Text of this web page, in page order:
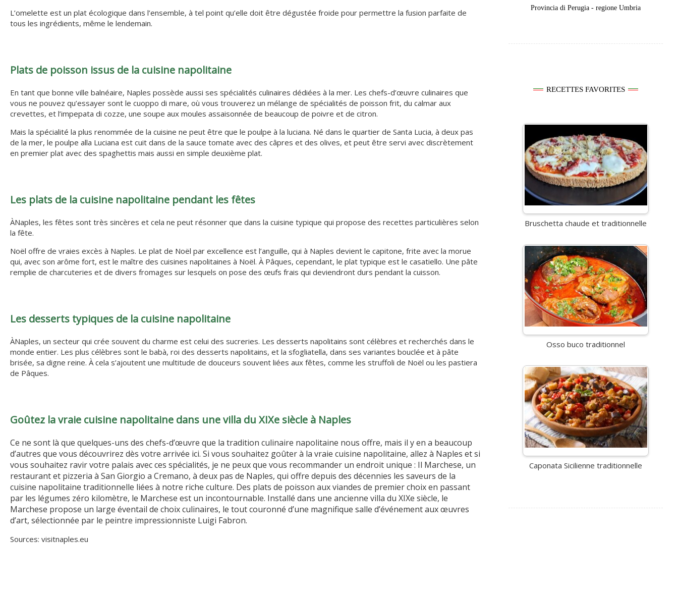
L’omelette est un plat écologique dans l’ensemble, à tel point qu’elle doit être dégustée froide pour permettre la fusion parfaite de
tous les ingrédients, même le lendemain.
Plats de poisson issus de la cuisine napolitaine
En tant que bonne ville balnéaire, Naples possède aussi ses spécialités culinaires dédiées à la mer. Les chefs-d’œuvre culinaires que
vous ne pouvez qu’essayer sont le cuoppo di mare, où vous trouverez un mélange de spécialités de poisson frit, du calmar aux
crevettes, et l’impepata di cozze, une soupe aux moules assaisonnée de beaucoup de poivre et de citron.
Mais la spécialité la plus renommée de la cuisine ne peut être que le poulpe à la luciana. Né dans le quartier de Santa Lucia, à deux pas
de la mer, le poulpe alla Luciana est cuit dans de la sauce tomate avec des câpres et des olives, et peut être servi avec discrètement
en premier plat avec des spaghettis mais aussi en simple deuxième plat.
Les plats de la cuisine napolitaine pendant les fêtes
ÀNaples, les fêtes sont très sincères et cela ne peut résonner que dans la cuisine typique qui propose des recettes particulières selon
la fête.
Noël offre de vraies excès à Naples. Le plat de Noël par excellence est l’anguille, qui à Naples devient le capitone, frite avec la morue
qui, avec son arôme fort, est le maître des cuisines napolitaines à Noël. À Pâques, cependant, le plat typique est le casatiello. Une pâte
remplie de charcuteries et de divers fromages sur lesquels on pose des œufs frais qui deviendront durs pendant la cuisson.
Les desserts typiques de la cuisine napolitaine
ÀNaples, un secteur qui crée souvent du charme est celui des sucreries. Les desserts napolitains sont célèbres et recherchés dans le
monde entier. Les plus célèbres sont le babà, roi des desserts napolitains, et la sfogliatella, dans ses variantes bouclée et à pâte
brisée, sa digne reine. À cela s’ajoutent une multitude de douceurs souvent liées aux fêtes, comme les struffoli de Noël ou les pastiera
de Pâques.
Goûtez la vraie cuisine napolitaine dans une villa du XIXe siècle à Naples
Ce ne sont là que quelques-uns des chefs-d’œuvre que la tradition culinaire napolitaine nous offre, mais il y en a beaucoup
d’autres que vous découvrirez dès votre arrivée ici. Si vous souhaitez goûter à la vraie cuisine napolitaine, allez à Naples et si
vous souhaitez ravir votre palais avec ces spécialités, je ne peux que vous recommander un endroit unique : Il Marchese, un
restaurant et pizzeria à San Giorgio a Cremano, à deux pas de Naples, qui offre depuis des décennies les saveurs de la
cuisine napolitaine traditionnelle liées à notre riche culture. Des plats de poisson aux viandes de premier choix en passant
par les légumes zéro kilomètre, le Marchese est un incontournable. Installé dans une ancienne villa du XIXe siècle, le
Marchese propose un large éventail de choix culinaires, le tout couronné d’une magnifique salle d’événement aux œuvres
d’art, sélectionnée par le peintre impressionniste Luigi Fabron.
Sources: visitnaples.eu
Provincia di Perugia - regione Umbria
RECETTES FAVORITES
Bruschetta chaude et traditionnelle
Osso buco traditionnel
Caponata Sicilienne traditionnelle